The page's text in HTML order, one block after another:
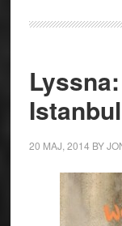
Istanbul
20 MAJ, 2014 BY